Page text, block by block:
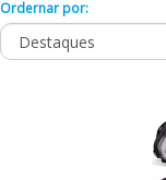
Ordernar por: